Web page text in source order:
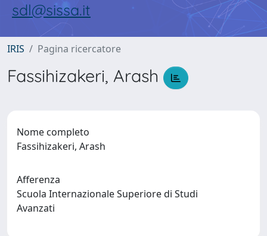
sdl@sissa.it
IRIS Pagina ricercatore
Fassihizakeri, Arash
Nome completo
Fassihizakeri, Arash
Afferenza
Scuola Internazionale Superiore di Studi
Avanzati